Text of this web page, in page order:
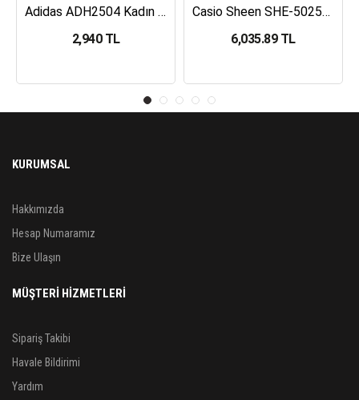
Adidas ADH2504 Kadın Kol Saati
2,940 TL
Casio Sheen SHE-5025BL-1ADR Kadın Kol Saati
6,035.89 TL
KURUMSAL
Hakkımızda
Hesap Numaramız
Bize Ulaşın
MÜŞTERİ HİZMETLERİ
Sipariş Takibi
Havale Bildirimi
Yardım